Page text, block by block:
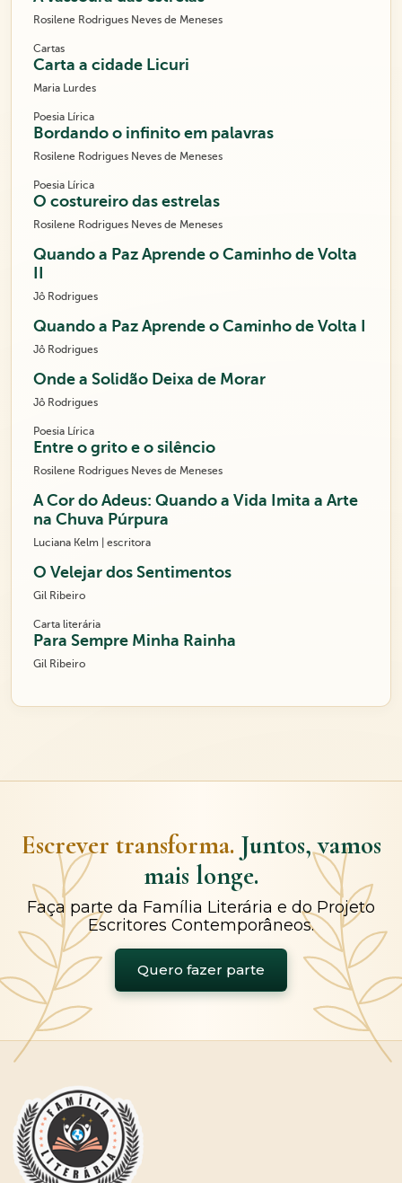
Rosilene Rodrigues Neves de Meneses
Cartas
Carta a cidade Licuri
Maria Lurdes
Poesia Lírica
Bordando o infinito em palavras
Rosilene Rodrigues Neves de Meneses
Poesia Lírica
O costureiro das estrelas
Rosilene Rodrigues Neves de Meneses
Quando a Paz Aprende o Caminho de Volta
Jô Rodrigues
Quando a Paz Aprende o Caminho de Volta I
Jô Rodrigues
Onde a Solidão Deixa de Morar
Jô Rodrigues
Poesia Lírica
Entre o grito e o silêncio
Rosilene Rodrigues Neves de Meneses
A Cor do Adeus: Quando a Vida Imita a Arte
na Chuva Púrpura
Luciana Kelm | escritora
O Velejar dos Sentimentos
Gil Ribeiro
Carta literária
Para Sempre Minha Rainha
Gil Ribeiro
Escrever transforma. Juntos, vamos
mais longe.
Faça parte da Família Literária e do Projeto
Escritores Contemporâneos.
Quero fazer parte